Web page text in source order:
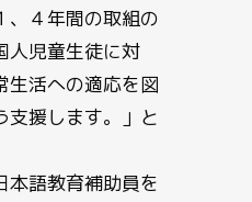
、４年間の取組の
人児童生徒に対
生活への適応を図
支援します。」と
語教育補助員を